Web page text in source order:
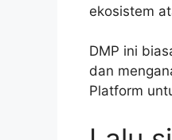
ekosistem
DMP ini
dan
Platform